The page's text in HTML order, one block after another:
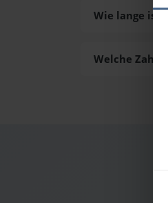
Wie lange ist
Welche